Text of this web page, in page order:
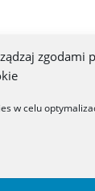
zgodami
w celu